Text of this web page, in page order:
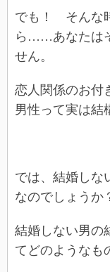
でも！ そんな
ら……あなたは
せん。
恋人関係のお付
男性って実は結
では、結婚しな
なのでしょう
結婚しない男の
てどのようなも